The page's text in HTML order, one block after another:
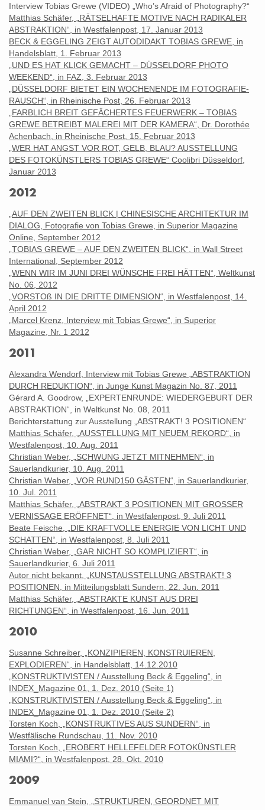
Interview Tobias Grewe (VIDEO) „Who’s Afraid of Photography?“
Matthias Schäfer, „RÄTSELHAFTE MOTIVE NACH RADIKALER
ABSTRAKTION“, in Westfalenpost, 17. Januar 2013
BECK & EGGELING ZEIGT AUTODIDAKT TOBIAS GREWE, in
Handelsblatt, 1. Februar 2013
„UND ES HAT KLICK GEMACHT – DÜSSELDORF PHOTO
WEEKEND“, in FAZ, 3. Februar 2013
„DÜSSELDORF BIETET EIN WOCHENENDE IM FOTOGRAFIE-
RAUSCH“, in Rheinische Post, 26. Februar 2013
„FARBLICH BREIT GEFÄCHERTES FEUERWERK – TOBIAS
GREWE BETREIBT MALEREI MIT DER KAMERA“, Dr. Dorothée
Achenbach, in Rheinische Post, 15. Februar 2013
„WER HAT ANGST VOR ROT, GELB, BLAU? AUSSTELLUNG
DES FOTOKÜNSTLERS TOBIAS GREWE“ Coolibri Düsseldorf,
Januar 2013
2012
„AUF DEN ZWEITEN BLICK | CHINESISCHE ARCHITEKTUR IM
DIALOG, Fotografie von Tobias Grewe, in Superior Magazine
Online, September 2012
„TOBIAS GREWE – AUF DEN ZWEITEN BLICK“, in Wall Street
International, September 2012
„WENN WIR IM JUNI DREI WÜNSCHE FREI HÄTTEN“, Weltkunst
No. 06, 2012
„VORSTOß IN DIE DRITTE DIMENSION“, in Westfalenpost, 14.
April 2012
„Marcel Krenz, Interview mit Tobias Grewe“, in Superior
Magazine, Nr. 1 2012
2011
Alexandra Wendorf, Interview mit Tobias Grewe „ABSTRAKTION
DURCH REDUKTION“, in Junge Kunst Magazin No. 87, 2011
Gérard A. Goodrow, „EXPERTENRUNDE: WIEDERGEBURT DER
ABSTRAKTION“, in Weltkunst No. 08, 2011
Berichterstattung zur Ausstellung „ABSTRAKT! 3 POSITIONEN“
Matthias Schäfer, „AUSSTELLUNG MIT NEUEM REKORD“, in
Westfalenpost, 10. Aug. 2011
Christian Weber, „SCHWUNG JETZT MITNEHMEN“, in
Sauerlandkurier, 10. Aug. 2011
Christian Weber, „VOR RUND150 GÄSTEN“, in Sauerlandkurier,
10. Jul. 2011
Matthias Schäfer, „ABSTRAKT 3 POSITIONEN MIT GROSSER
VERNISSAGE ERÖFFNET“, in Westfalenpost, 9. Juli 2011
Beate Feische, „DIE KRAFTVOLLE ENERGIE VON LICHT UND
SCHATTEN“, in Westfalenpost, 8. Juli 2011
Christian Weber, „GAR NICHT SO KOMPLIZIERT“, in
Sauerlandkurier, 6. Juli 2011
Autor nicht bekannt, „KUNSTAUSSTELLUNG ABSTRAKT! 3
POSITIONEN, in Mitteilungsblatt Sundern, 22. Jun. 2011
Matthias Schäfer, „ABSTRAKTE KUNST AUS DREI
RICHTUNGEN“, in Westfalenpost, 16. Jun. 2011
2010
Susanne Schreiber, „KONZIPIEREN, KONSTRUIEREN,
EXPLODIEREN“, in Handelsblatt, 14.12.2010
„KONSTRUKTIVISTEN / Ausstellung Beck & Eggeling“, in
INDEX_Magazine 01, 1. Dez. 2010 (Seite 1)
„KONSTRUKTIVISTEN / Ausstellung Beck & Eggeling“, in
INDEX_Magazine 01, 1. Dez. 2010 (Seite 2)
Torsten Koch, „KONSTRUKTIVES AUS SUNDERN“, in
Westfälische Rundschau, 11. Nov. 2010
Torsten Koch, „EROBERT HELLEFELDER FOTOKÜNSTLER
MIAMI?“, in Westfalenpost, 28. Okt. 2010
2009
Emmanuel van Stein, „STRUKTUREN, GEORDNET MIT